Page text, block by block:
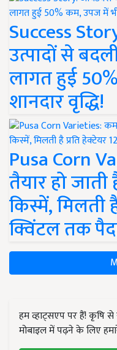
Success
उत्पादों से
लागत हुई
शानदार वृद्धि!
Pusa Corn
तैयार हो
किस्में, मिलती
क्विंटल तक
हम व्हाट्सएप पर हैं! कृषि
मोबाइल में पढ़ने के लिए